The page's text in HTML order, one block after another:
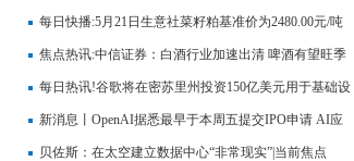
元化新蓝图
每日快播:5月21日生意社菜籽粕基准价为2480.00元/吨
焦点热讯:中信证券：白酒行业加速出清 啤酒有望旺季
催化
每日热讯!谷歌将在密苏里州投资150亿美元用于基础设
施建设
新消息丨OpenAI据悉最早于本周五提交IPO申请 AI应
用发展持续加速
贝佐斯：在太空建立数据中心“非常现实”|当前焦点